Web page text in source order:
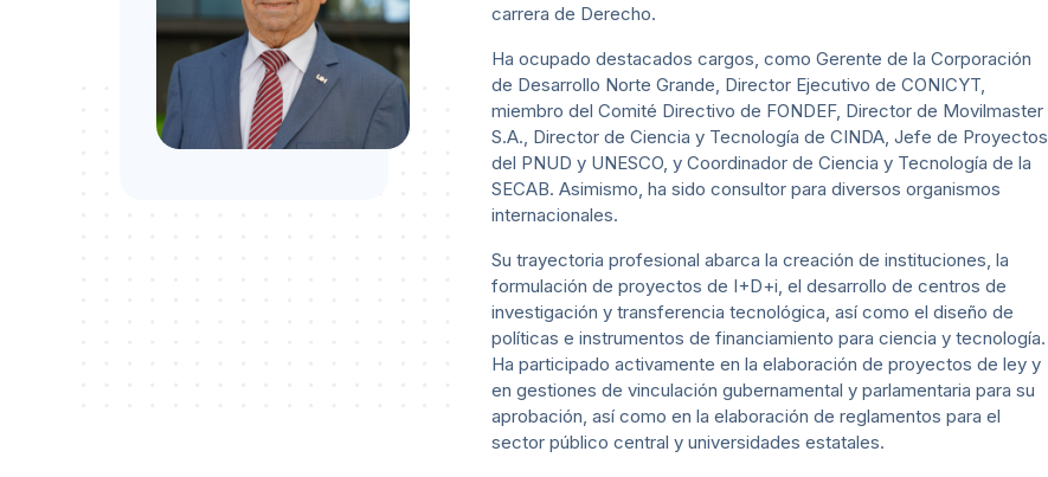
carrera de Derecho.
Ha ocupado destacados cargos, como Gerente de la Corporación
de Desarrollo Norte Grande, Director Ejecutivo de CONICYT,
miembro del Comité Directivo de FONDEF, Director de Movilmaster
S.A., Director de Ciencia y Tecnología de CINDA, Jefe de Proyectos
del PNUD y UNESCO, y Coordinador de Ciencia y Tecnología de la
SECAB. Asimismo, ha sido consultor para diversos organismos
internacionales.
Su trayectoria profesional abarca la creación de instituciones, la
formulación de proyectos de I+D+i, el desarrollo de centros de
investigación y transferencia tecnológica, así como el diseño de
políticas e instrumentos de financiamiento para ciencia y tecnología.
Ha participado activamente en la elaboración de proyectos de ley y
en gestiones de vinculación gubernamental y parlamentaria para su
aprobación, así como en la elaboración de reglamentos para el
sector público central y universidades estatales.